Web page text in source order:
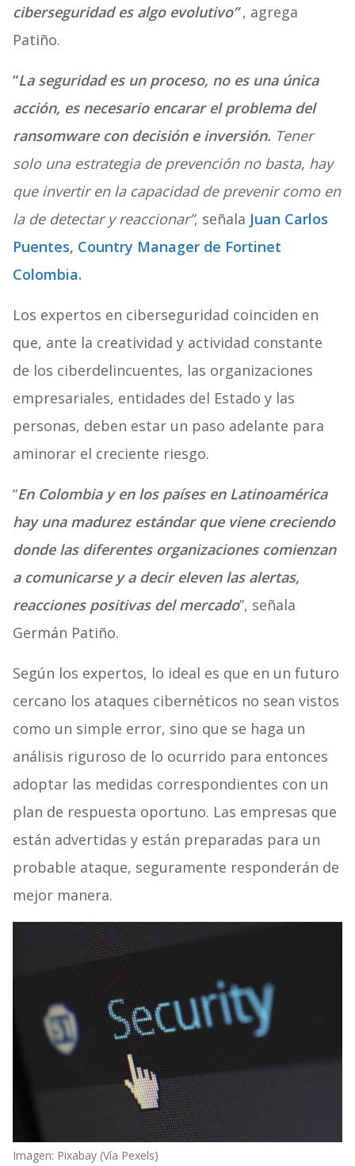
ciberseguridad es algo evolutivo”, agrega
Patiño.
“La seguridad es un proceso, no es una única
acción, es necesario encarar el problema del
ransomware con decisión e inversión. Tener
solo una estrategia de prevención no basta, hay
que invertir en la capacidad de prevenir como en
la de detectar y reaccionar”, señala Juan Carlos
Puentes, Country Manager de Fortinet
Colombia.
Los expertos en ciberseguridad coinciden en
que, ante la creatividad y actividad constante
de los ciberdelincuentes, las organizaciones
empresariales, entidades del Estado y las
personas, deben estar un paso adelante para
aminorar el creciente riesgo.
“En Colombia y en los países en Latinoamérica
hay una madurez estándar que viene creciendo
donde las diferentes organizaciones comienzan
a comunicarse y a decir eleven las alertas,
reacciones positivas del mercado”, señala
Germán Patiño.
Según los expertos, lo ideal es que en un futuro
cercano los ataques cibernéticos no sean vistos
como un simple error, sino que se haga un
análisis riguroso de lo ocurrido para entonces
adoptar las medidas correspondientes con un
plan de respuesta oportuno. Las empresas que
están advertidas y están preparadas para un
probable ataque, seguramente responderán de
mejor manera.
Imagen: Pixabay (Vía Pexels)